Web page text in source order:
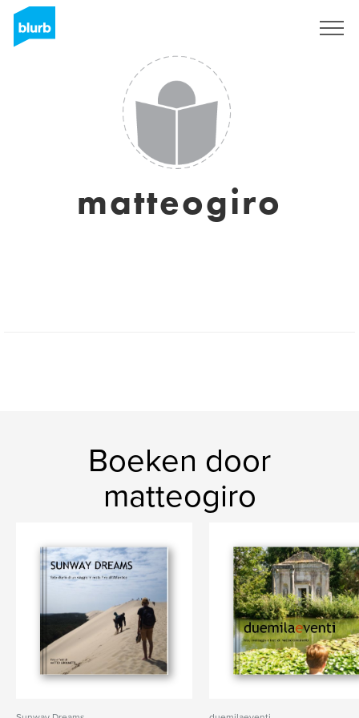
matteogiro
Boeken door
matteogiro